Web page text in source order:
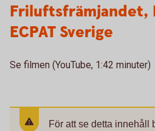
Friluftsfrämjandet,
ECPAT Sverige
Se filmen (YouTube, 1:42 minuter)
För att se detta innehåll